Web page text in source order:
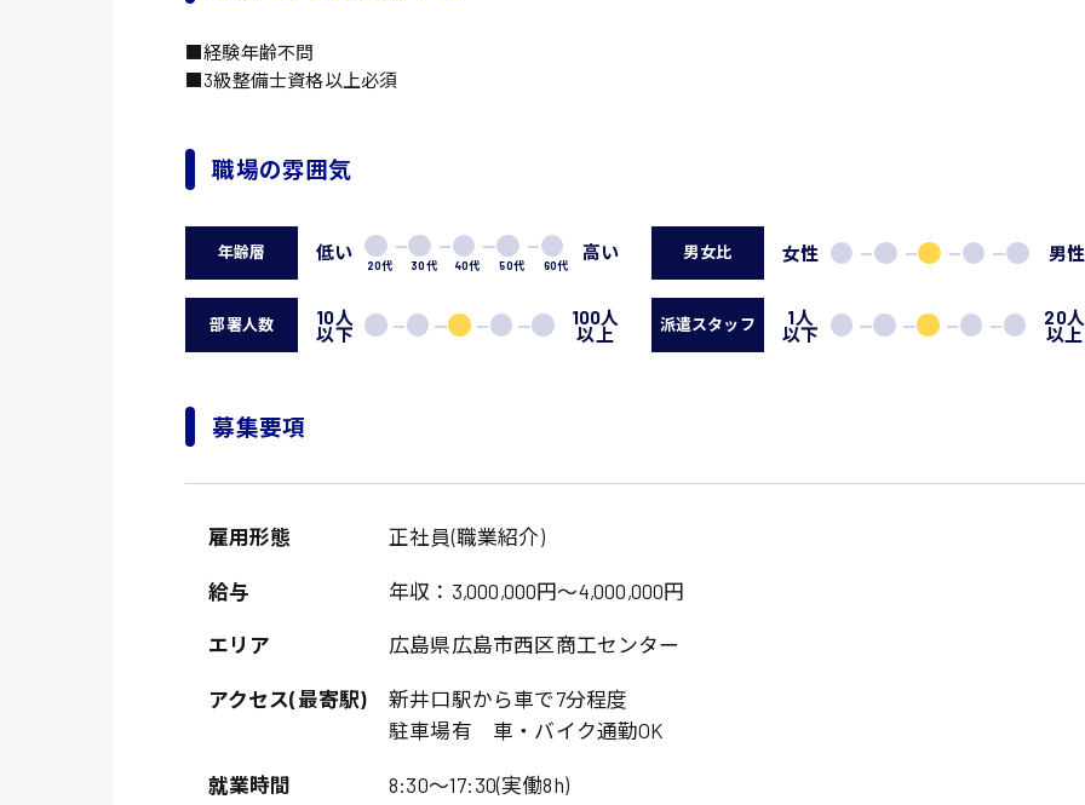
■経験年齢不問
■3級整備士資格以上必須
職場の雰囲気
年齢層 低い
20代 30代 40代 50代 60代
高い 男女比 女性 男性
部署人数 10人
以下
100人
以上 派遣スタッフ 1人
以下
20人
以上
募集要項
雇用形態 正社員(職業紹介)
給与 年収：3,000,000円～4,000,000円
エリア 広島県広島市西区商工センター
アクセス(最寄駅)
新井口駅から車で7分程度
駐車場有 車・バイク通勤OK
就業時間 8:30〜17:30(実働8h)